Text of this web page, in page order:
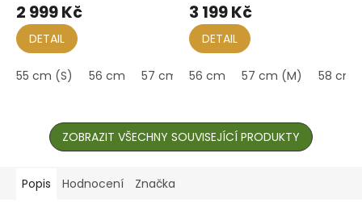
2 999 Kč
DETAIL
55 cm (S) 56 cm 57 cm (M) 60 cm 61 cm (XL)
3 199 Kč
DETAIL
56 cm 57 cm (M) 58 cm
ZOBRAZIT VŠECHNY SOUVISEJÍCÍ PRODUKTY
Popis Hodnocení Značka